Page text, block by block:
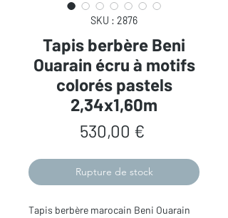
SKU : 2876
Tapis berbère Beni
Ouarain écru à motifs
colorés pastels
2,34x1,60m
530,00 €
Rupture de stock
Tapis berbère marocain Beni Ouarain